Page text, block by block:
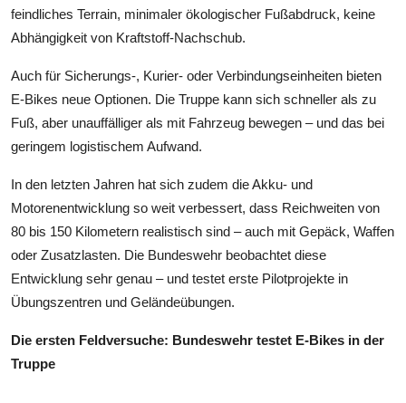
feindliches Terrain, minimaler ökologischer Fußabdruck, keine
Abhängigkeit von Kraftstoff-Nachschub.
Auch für Sicherungs-, Kurier- oder Verbindungseinheiten bieten
E-Bikes neue Optionen. Die Truppe kann sich schneller als zu
Fuß, aber unauffälliger als mit Fahrzeug bewegen – und das bei
geringem logistischem Aufwand.
In den letzten Jahren hat sich zudem die Akku- und
Motorenentwicklung so weit verbessert, dass Reichweiten von
80 bis 150 Kilometern realistisch sind – auch mit Gepäck, Waffen
oder Zusatzlasten. Die Bundeswehr beobachtet diese
Entwicklung sehr genau – und testet erste Pilotprojekte in
Übungszentren und Geländeübungen.
Die ersten Feldversuche: Bundeswehr testet E-Bikes in der
Truppe